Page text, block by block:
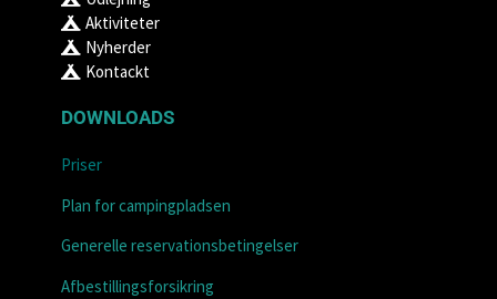
Aktiviteter
Nyherder
Kontackt
DOWNLOADS
Priser
Plan for campingpladsen
Generelle reservationsbetingelser
Afbestillingsforsikring